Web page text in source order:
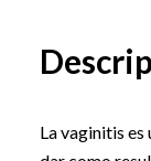
La vaginitis es